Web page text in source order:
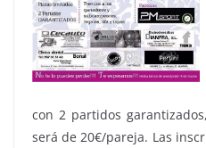
con 2 partidos
será de 20€/pareja. Las